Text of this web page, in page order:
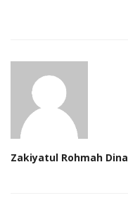
Zakiyatul Rohmah Dina